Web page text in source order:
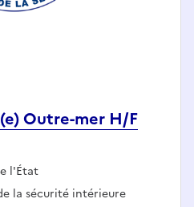
Outre-mer H/F
l'État
la sécurité intérieure